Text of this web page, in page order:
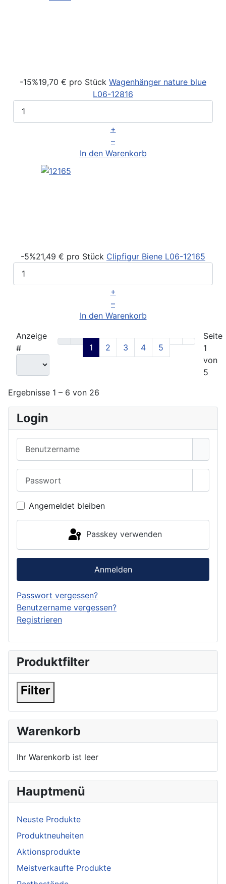
Login
Angemeldet bleiben
Passkey verwenden
Anmelden
Passwort vergessen?
Benutzername vergessen?
Registrieren
Produktfilter
Filter
Warenkorb
Ihr Warenkorb ist leer
Hauptmenü
Neuste Produkte
Produktneuheiten
Aktionsprodukte
Meistverkaufte Produkte
-15%19,70 € pro Stück Wagenhänger nature blue
L06-12816
+
–
In den Warenkorb
-5%21,49 € pro Stück Clipfigur Biene L06-12165
+
–
In den Warenkorb
Anzeige
#
1 2 3 4 5
Seite
1
von
5
Ergebnisse 1 – 6 von 26